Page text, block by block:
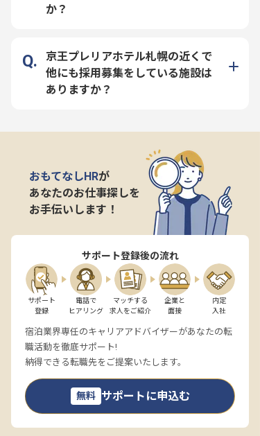
か？
京王プレリアホテル札幌の近くで
他にも採用募集をしている施設は
ありますか？
おもてなしHRが
あなたのお仕事探しを
お手伝いします！
サポート登録後の流れ
サポート
登録
電話で
ヒアリング
マッチする
求人をご紹介
企業と
面接
内定
入社
宿泊業界専任のキャリアアドバイザーがあなたの転
職活動を徹底サポート!
納得できる転職先をご提案いたします。
無料 サポートに申込む